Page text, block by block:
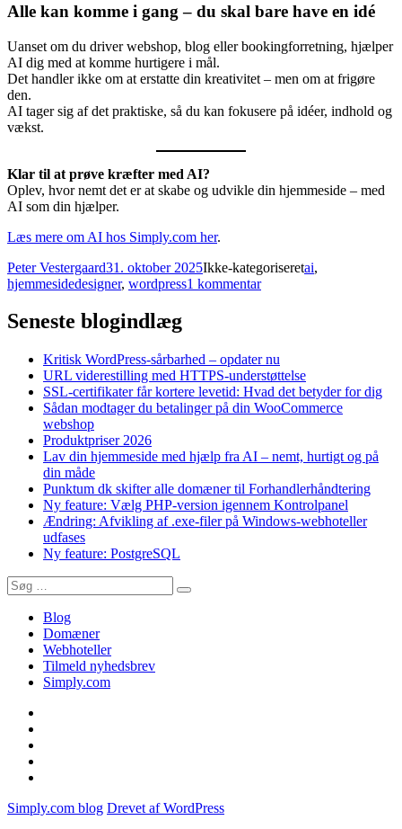
Alle kan komme i gang – du skal bare have en idé
Uanset om du driver webshop, blog eller bookingforretning, hjælper
AI dig med at komme hurtigere i mål.
Det handler ikke om at erstatte din kreativitet – men om at frigøre
den.
AI tager sig af det praktiske, så du kan fokusere på idéer, indhold og
vækst.
Klar til at prøve kræfter med AI?
Oplev, hvor nemt det er at skabe og udvikle din hjemmeside – med
AI som din hjælper.
Læs mere om AI hos Simply.com her.
Forfatter
Peter VestergaardUdgivet
31. oktober 2025Kategorier
Ikke-kategoriseretTags
ai,
hjemmesidedesigner, wordpress1 kommentartil
hjælp
fra
AI
–
og
din
måde
Seneste blogindlæg
Kritisk WordPress-sårbarhed – opdater nu
URL viderestilling med HTTPS-understøttelse
SSL-certifikater får kortere levetid: Hvad det betyder for dig
Sådan modtager du betalinger på din WooCommerce
webshop
Produktpriser 2026
Lav din hjemmeside med hjælp fra AI – nemt, hurtigt og på
din måde
Punktum dk skifter alle domæner til Forhandlerhåndtering
Ny feature: Vælg PHP-version igennem Kontrolpanel
Ændring: Afvikling af .exe-filer på Windows-webhoteller
udfases
Ny feature: PostgreSQL
Søg
efter:
Søg
Blog
Domæner
Webhoteller
Tilmeld nyhedsbrev
Simply.com
Simply.com blog Drevet af WordPress